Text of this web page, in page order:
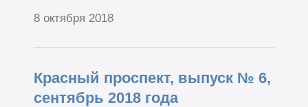
8 октября 2018
Красный проспект, выпуск № 6,
сентябрь 2018 года